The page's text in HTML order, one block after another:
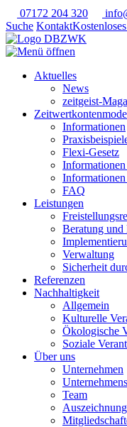
07172 204 320
Suche Kontakt
Aktuelles
News
zeitgeist-
Informationen
Flexi-Gesetz
FAQ
Leistungen
Beratung
Verwaltung
Sicherheit
Referenzen
Nachhaltigkeit
Allgemein
Kulturelle
Ökologische
Soziale
Über uns
Unternehmen
Team